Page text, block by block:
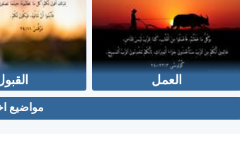
العمل
مواضيع